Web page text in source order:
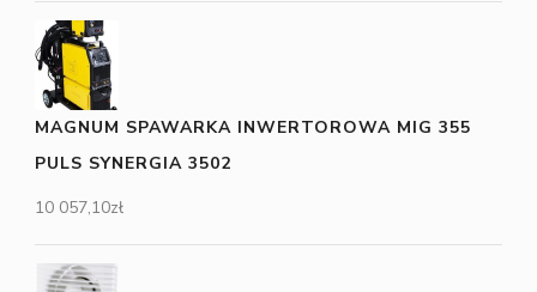
MAGNUM SPAWARKA INWERTOROWA MIG 355
PULS SYNERGIA 3502
10 057,10zł